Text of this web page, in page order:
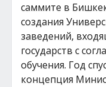
саммите в
создания
заведений,
государств с
обучения. Год
концепция